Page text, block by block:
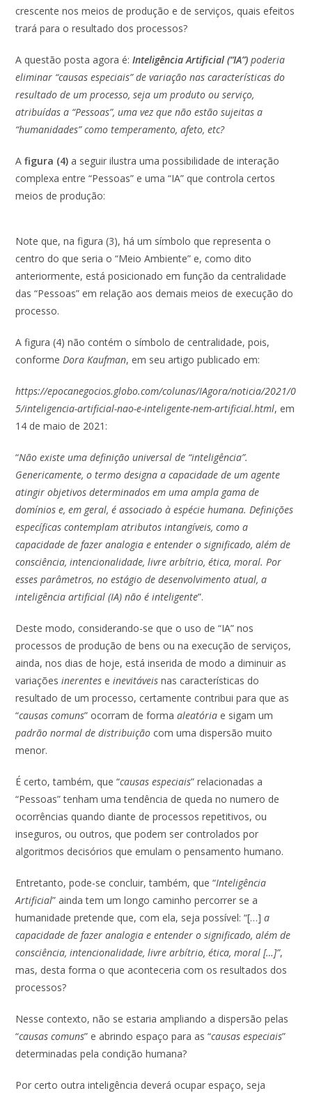
crescente nos meios de produção e de serviços, quais efeitos
trará para o resultado dos processos?
A questão posta agora é:Inteligência Artificial (“IA”) poderia
eliminar “causas especiais” de variação nas características do
resultado de um processo, seja um produto ou serviço,
atribuídas a “Pessoas”, uma vez que não estão sujeitas a
“humanidades” como temperamento, afeto, etc?
Afigura (4) a seguir ilustra uma possibilidade de interação
complexa entre “Pessoas” e uma “IA” que controla certos
meios de produção:
Note que, na figura (3), há um símbolo que representa o
centro do que seria o “Meio Ambiente” e, como dito
anteriormente, está posicionado em função da centralidade
das “Pessoas” em relação aos demais meios de execução do
processo.
A figura (4) não contém o símbolo de centralidade, pois,
conforme Dora Kaufman, em seu artigo publicado em:
https://epocanegocios.globo.com/colunas/IAgora/noticia/2021/0
5/inteligencia-artificial-nao-e-inteligente-nem-artificial.html, em
14 de maio de 2021:
“Não existe uma definição universal de “inteligência”.
Genericamente, o termo designa a capacidade de um agente
atingir objetivos determinados em uma ampla gama de
domínios e, em geral, é associado à espécie humana. Definições
específicas contemplam atributos intangíveis, como a
capacidade de fazer analogia e entender o significado, além de
consciência, intencionalidade, livre arbítrio, ética, moral. Por
esses parâmetros, no estágio de desenvolvimento atual, a
inteligência artificial (IA) não é inteligente”.
Deste modo, considerando-se que o uso de “IA” nos
processos de produção de bens ou na execução de serviços,
ainda, nos dias de hoje, está inserida de modo a diminuir as
variaçõesinerentes einevitáveis nas características do
resultado de um processo, certamente contribui para que as
“causas comuns” ocorram de formaaleatória e sigam um
padrão normal de distribuição com uma dispersão muito
menor.
É certo, também, que “causas especiais” relacionadas a
“Pessoas” tenham uma tendência de queda no numero de
ocorrências quando diante de processos repetitivos, ou
inseguros, ou outros, que podem ser controlados por
algoritmos decisórios que emulam o pensamento humano.
Entretanto, pode-se concluir, também, que “Inteligência
Artificial” ainda tem um longo caminho percorrer se a
humanidade pretende que, com ela, seja possível: “[…]a
capacidade de fazer analogia e entender o significado, além de
consciência, intencionalidade, livre arbítrio, ética, moral […]”,
mas, desta forma o que aconteceria com os resultados dos
processos?
Nesse contexto, não se estaria ampliando a dispersão pelas
“causas comuns” e abrindo espaço para as “causas especiais”
determinadas pela condição humana?
Por certo outra inteligência deverá ocupar espaço, seja